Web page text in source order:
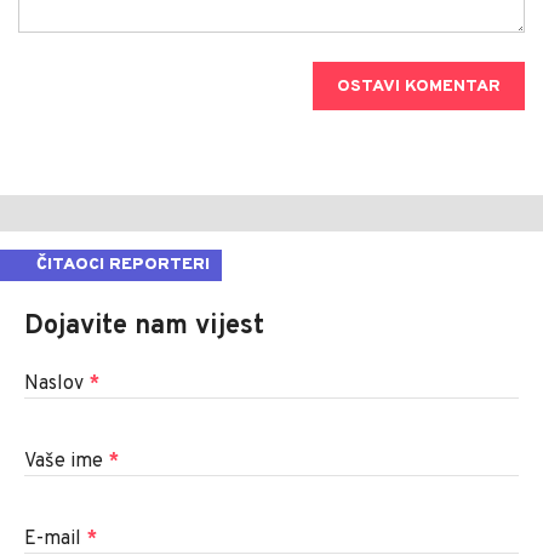
OSTAVI KOMENTAR
ČITAOCI REPORTERI
Dojavite nam vijest
Naslov *
Vaše ime *
E-mail *